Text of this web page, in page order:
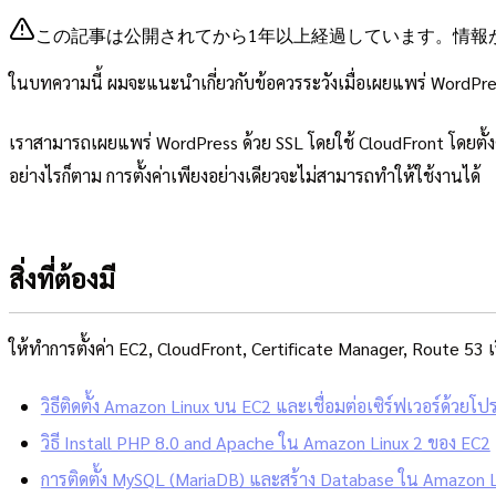
この記事は公開されてから1年以上経過しています。情
ในบทความนี้ ผมจะแนะนำเกี่ยวกับข้อควรระวังเมื่อเผยแพร่
เราสามารถเผยแพร่ WordPress ด้วย SSL โดยใช้ CloudFront โดย
อย่างไรก็ตาม การตั้งค่าเพียงอย่างเดียวจะไม่สามารถทำให้ใช้งานได้
สิ่งที่ต้องมี
ให้ทำการตั้งค่า EC2, CloudFront, Certificate Manager, Route
วิธีติดตั้ง Amazon Linux บน EC2 และเชื่อมต่อเซิร์ฟเวอร์ด้วยโป
วิธี Install PHP 8.0 and Apache ใน Amazon Linux 2 ของ EC2
การติดตั้ง MySQL (MariaDB) และสร้าง Database ใน Amazon